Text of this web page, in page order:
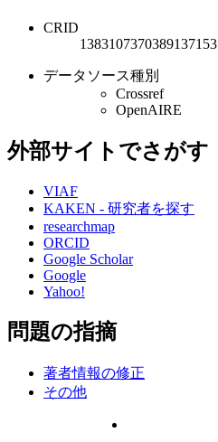
CRID
1383107370389137153
データソース種別
Crossref
OpenAIRE
外部サイトでさがす
VIAF
KAKEN - 研究者を探す
researchmap
ORCID
Google Scholar
Google
Yahoo!
問題の指摘
著者情報の修正
その他